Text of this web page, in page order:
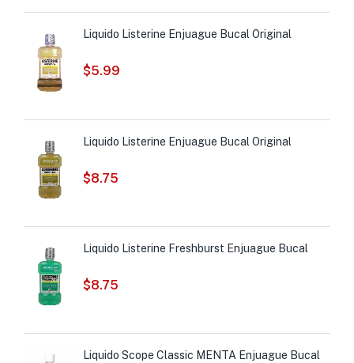
Liquido Listerine Enjuague Bucal Original
$5.99
Liquido Listerine Enjuague Bucal Original
$8.75
Liquido Listerine Freshburst Enjuague Bucal
$8.75
Liquido Scope Classic MENTA Enjuague Bucal